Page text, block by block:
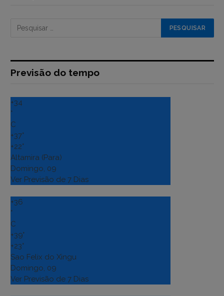
Previsão do tempo
+34
°
C
+37°
+22°
Altamira (Para)
Domingo, 09
Ver Previsão de 7 Dias
+36
°
C
+39°
+23°
Sao Felix do Xingu
Domingo, 09
Ver Previsão de 7 Dias